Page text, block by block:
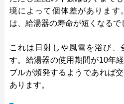
境によって個体差があります
は、給湯器の寿命が短くなるで
これは日射しや風雪を浴び
す。給湯器の使用期間が10年
ブルが頻発するようであれば
あります。